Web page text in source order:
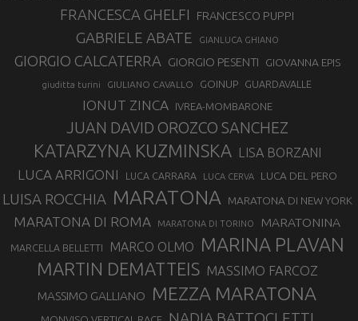
FRANCESCA GHELFI FRANCESCO PUPPI
GABRIELE ABATE GIANLUCA GHIANO
GIORGIO CALCATERRA GIORGIO PESENTI GIOVANNA EPIS
giuditta turini GIULIANO CAVALLO GOINUP GUARDAVALLE
IONUT ZINCA IVREA-MOMBARONE
JUAN DAVID OROZCO SANCHEZ
KATARZYNA KUZMINSKA LISA BORZANI
LUCA ARRIGONI LUCA CARRARA LUCA CERVA LUCA DEL PERO
LUISA ROCCHIA MARATONA MARATONA DI NEW YORK
MARATONA DI ROMA MARATONA DI TORINO MARATONINA
MARCELLA BELLETTI MARCO OLMO MARINA PLAVAN
MARTIN DEMATTEIS MASSIMO FARCOZ
MASSIMO GALLIANO MEZZA MARATONA